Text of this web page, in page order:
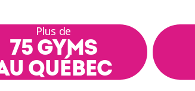
Plus de
75 GYMS
QUÉBEC